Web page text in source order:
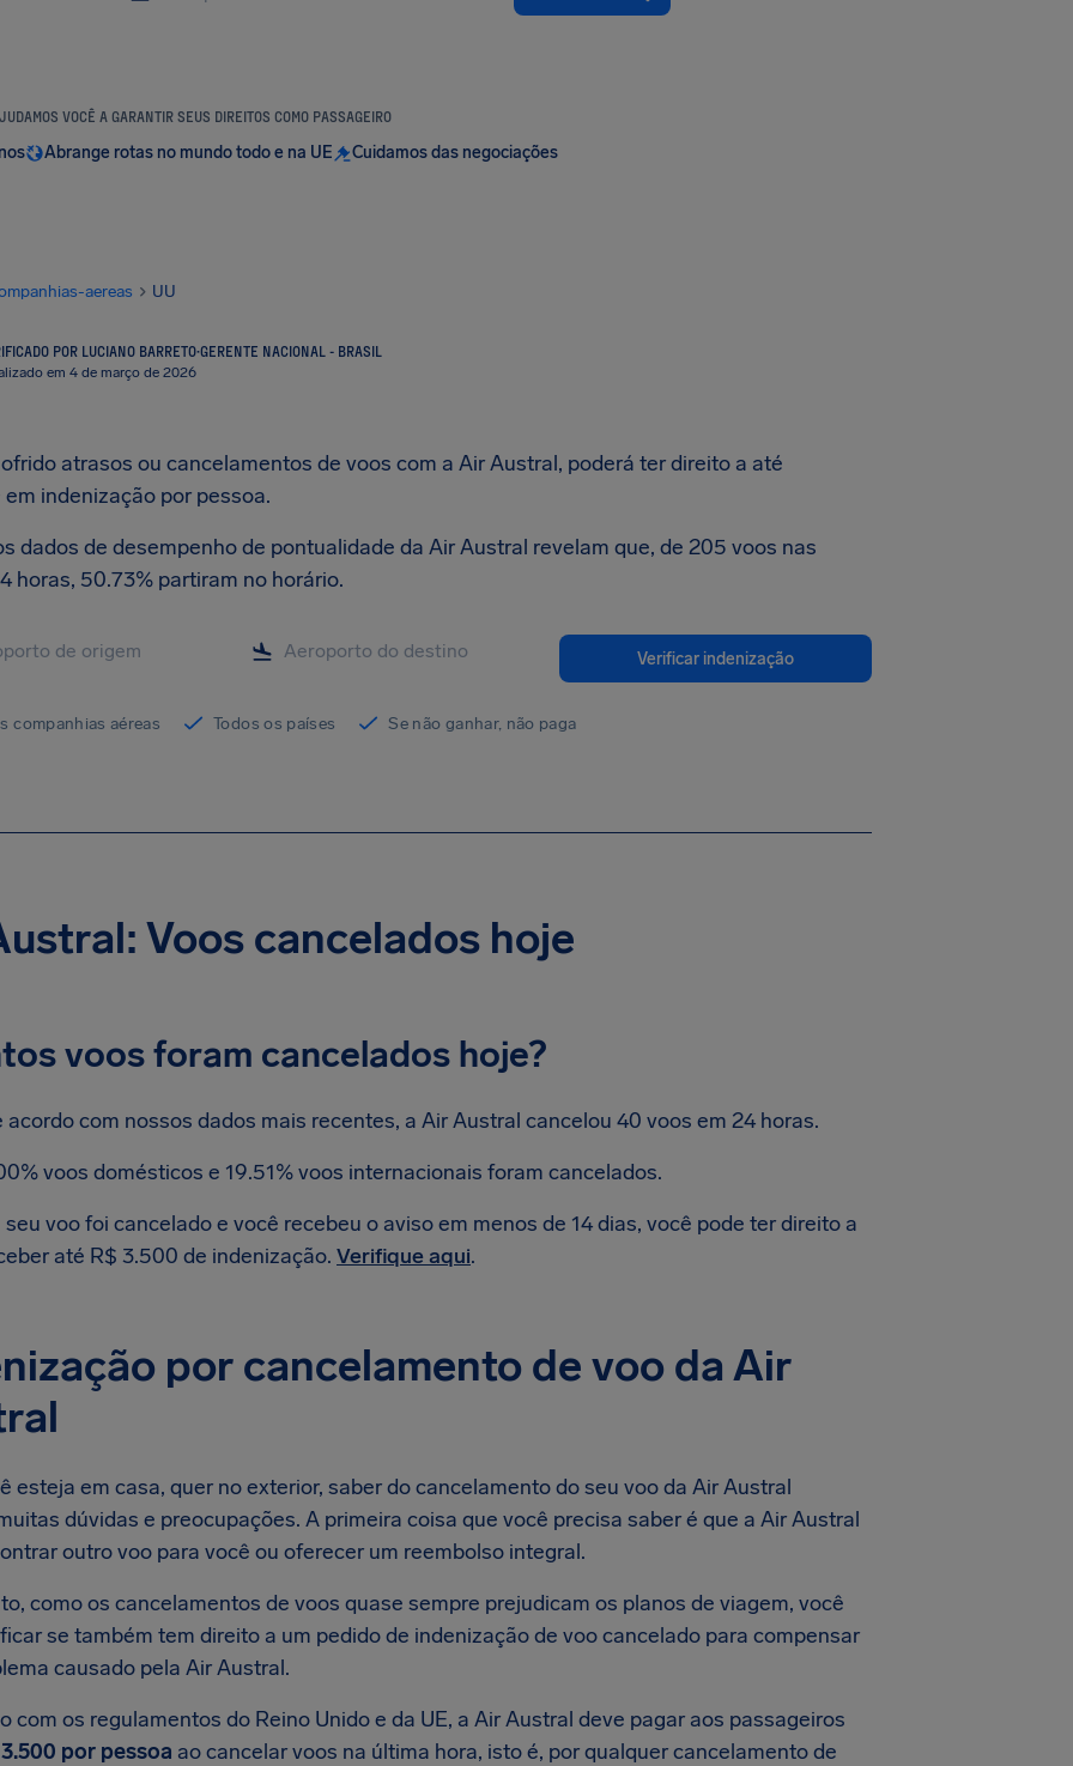
VOCÊ A GARANTIR SEUS DIREITOS COMO PASSAGEIRO
Abrange rotas no mundo todo e na UE Cuidamos das negociações
aereas UU
POR LUCIANO BARRETO·GERENTE NACIONAL - BRASIL
em 4 de março de 2026
atrasos ou cancelamentos de voos com a Air Austral, poderá ter direito a até
em indenização por pessoa.
dados de desempenho de pontualidade da Air Austral revelam que, de 205 voos nas
horas, 50.73% partiram no horário.
Verificar indenização
companhias aéreas Todos os países Se não ganhar, não paga
Voos cancelados hoje
voos foram cancelados hoje?
acordo com nossos dados mais recentes, a Air Austral cancelou 40 voos em 24 horas.
voos domésticos e 19.51% voos internacionais foram cancelados.
seu voo foi cancelado e você recebeu o aviso em menos de 14 dias, você pode ter direito a
até R$ 3.500 de indenização. Verifique aqui.
por cancelamento de voo da Air
esteja em casa, quer no exterior, saber do cancelamento do seu voo da Air Austral
dúvidas e preocupações. A primeira coisa que você precisa saber é que a Air Austral
outro voo para você ou oferecer um reembolso integral.
como os cancelamentos de voos quase sempre prejudicam os planos de viagem, você
se também tem direito a um pedido de indenização de voo cancelado para compensar
causado pela Air Austral.
com os regulamentos do Reino Unido e da UE, a Air Austral deve pagar aos passageiros
por pessoa ao cancelar voos na última hora, isto é, por qualquer cancelamento de